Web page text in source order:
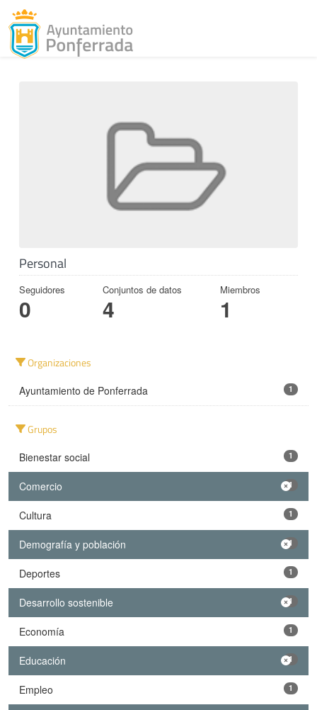
Personal
Seguidores
0
Conjuntos de datos
4
Miembros
1
Organizaciones
Ayuntamiento de Ponferrada 1
Grupos
Bienestar social 1
Comercio 1
Cultura 1
Demografía y población 1
Deportes 1
Desarrollo sostenible 1
Economía 1
Educación 1
Empleo 1